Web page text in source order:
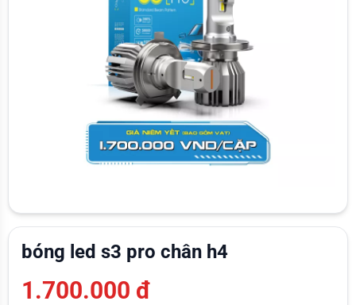
bóng led s3 pro chân h4
1.700.000 đ